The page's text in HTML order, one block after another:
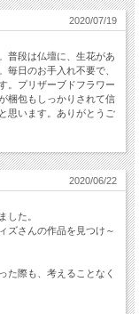
2020/07/19
普段は仏壇に、生花があ
毎日のお手入れ不要で、
。プリザーブドフラワー
梱包もしっかりされて信
思います。ありがとうご
2020/06/22
した。
ズさんの作品を見つけ～
た際も、考えることなく